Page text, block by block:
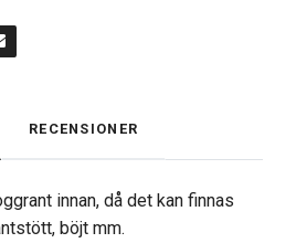
RECENSIONER
innan, då det kan finnas
böjt mm.